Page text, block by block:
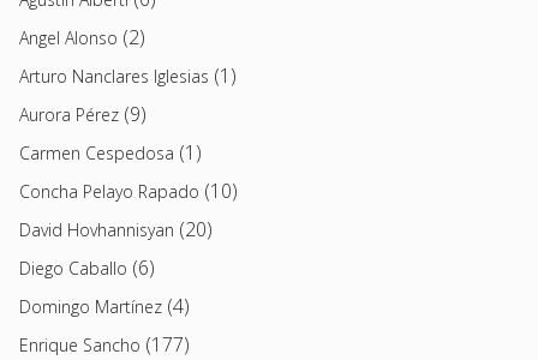
Angel Alonso (2)
Arturo Nanclares Iglesias (1)
Aurora Pérez (9)
Carmen Cespedosa (1)
Concha Pelayo Rapado (10)
David Hovhannisyan (20)
Diego Caballo (6)
Domingo Martínez (4)
Enrique Sancho (177)